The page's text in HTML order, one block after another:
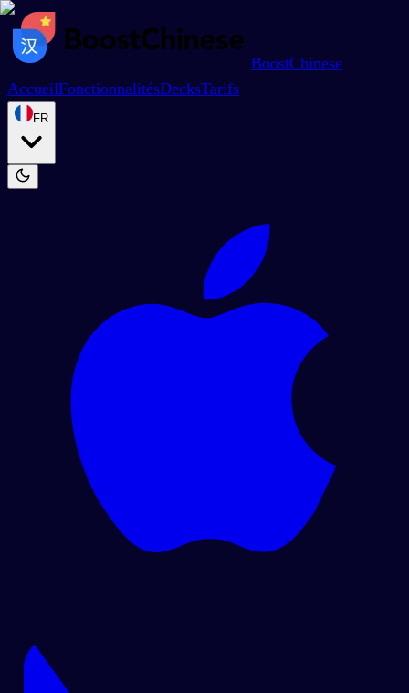
BoostChinese
AccueilFonctionnalitésDecksTarifs
FR